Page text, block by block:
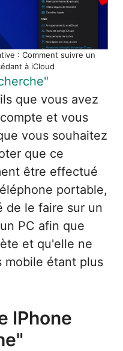
: Comment suivre un
à iCloud
que vous avez
et vous
vous souhaitez
que ce
être effectué
portable,
de le faire sur un
PC afin que
et qu'elle ne
mobile étant plus
IPhone